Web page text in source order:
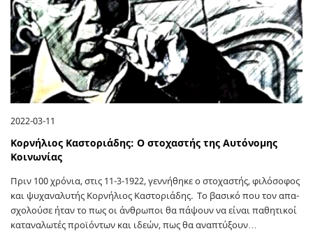
2022-03-11
Κορνήλιος Καστοριάδης: Ο στοχαστής της Αυτόνομης
Κοινωνίας
Πριν 100 χρόνια, στις 11-3-1922, γεννήθηκε ο στοχαστής, φιλόσοφος
και ψυχαναλυτής Κορνήλιος Καστοριάδης. Το βα­σι­κό που τον απα­
σχο­λού­σε ήταν το πως οι άν­θρω­ποι θα πά­ψουν να είναι πα­θη­τι­κοί
κα­τα­να­λω­τές προ­ϊ­ό­ντων και ιδεών, πως θα ανα­πτύ­ξουν…